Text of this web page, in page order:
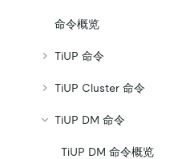
命令概览
TiUP 命令
TiUP Cluster 命令
TiUP DM 命令
TiUP DM 命令概览